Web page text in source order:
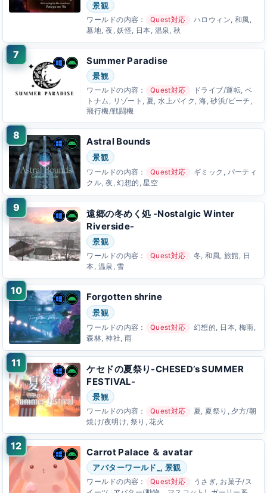
景観
ワールドの内容： Quest対応
ハロウィン, 和風,
墓地, 夜, 妖怪, 日本, 温泉, 秋
Summer Paradise
景観
ワールドの内容： Quest対応
ドライブ/運転, ベ
トナム, リゾート, 夏, 水上バイク, 海, 砂浜/ビーチ,
飛行機/戦闘機
Astral Bounds
景観
ワールドの内容： Quest対応
ギミック, パーティ
クル, 夜, 幻想的, 星空
遠郷の冬めく処 -Nostalgic Winter
Riverside-
景観
ワールドの内容： Quest対応
冬, 和風, 旅館, 日
本, 温泉, 雪
Forgotten shrine
景観
ワールドの内容： Quest対応
幻想的, 日本, 梅雨,
森林, 神社, 雨
ケセドの夏祭り-CHESED’s SUMMER
FESTIVAL-
景観
ワールドの内容： Quest対応
夏, 夏祭り, 夕方/朝
焼け/夜明け, 祭り, 花火
Carrot Palace ＆ avatar
アバターワールド_, 景観
ワールドの内容： Quest対応
うさぎ, お菓子/ス